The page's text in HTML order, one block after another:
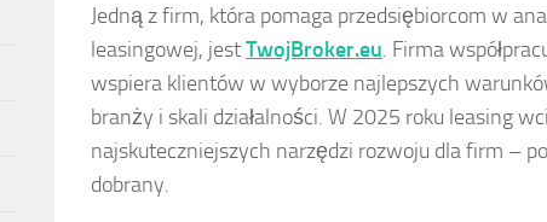
Jedną z firm, która pomaga przedsiębiorcom w
leasingowej, jestTwojBroker.eu. Firma
wspiera klientów w wyborze najlepszych
branży i skali działalności. W 2025 roku leasing
najskuteczniejszych narzędzi rozwoju dla firm –
dobrany.